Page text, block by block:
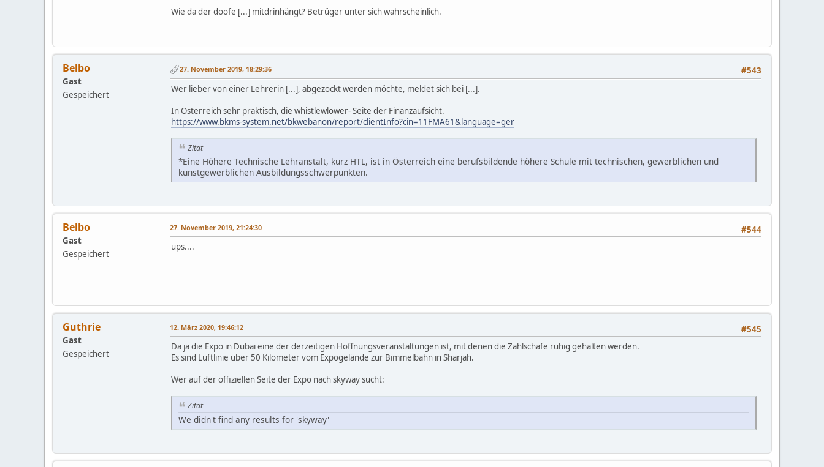
Wie da der doofe [...] mitdrinhängt? Betrüger unter sich wahrscheinlich.
Belbo
Gast
Gespeichert
#543
27. November 2019, 18:29:36
Wer lieber von einer Lehrerin [...], abgezockt werden möchte, meldet sich bei [...].
In Österreich sehr praktisch, die whistlewlower- Seite der Finanzaufsicht.
https://www.bkms-system.net/bkwebanon/report/clientInfo?cin=11FMA61&language=ger
Zitat
*Eine Höhere Technische Lehranstalt, kurz HTL, ist in Österreich eine berufsbildende höhere Schule mit technischen, gewerblichen und
kunstgewerblichen Ausbildungsschwerpunkten.
Belbo
Gast
Gespeichert
#544
27. November 2019, 21:24:30
ups....
Guthrie
Gast
Gespeichert
#545
12. März 2020, 19:46:12
Da ja die Expo in Dubai eine der derzeitigen Hoffnungsveranstaltungen ist, mit denen die Zahlschafe ruhig gehalten werden.
Es sind Luftlinie über 50 Kilometer vom Expogelände zur Bimmelbahn in Sharjah.
Wer auf der offiziellen Seite der Expo nach skyway sucht:
Zitat
We didn't find any results for 'skyway'